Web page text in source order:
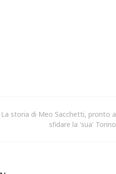
La storia di Meo Sacchetti, pronto a
sfidare la 'sua' Torino